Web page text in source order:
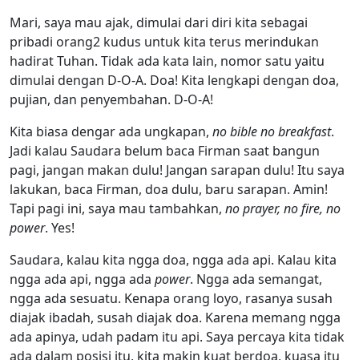
Mari, saya mau ajak, dimulai dari diri kita sebagai
pribadi orang2 kudus untuk kita terus merindukan
hadirat Tuhan. Tidak ada kata lain, nomor satu yaitu
dimulai dengan D-O-A. Doa! Kita lengkapi dengan doa,
pujian, dan penyembahan. D-O-A!
Kita biasa dengar ada ungkapan, no bible no breakfast.
Jadi kalau Saudara belum baca Firman saat bangun
pagi, jangan makan dulu! Jangan sarapan dulu! Itu saya
lakukan, baca Firman, doa dulu, baru sarapan. Amin!
Tapi pagi ini, saya mau tambahkan, no prayer, no fire, no
power. Yes!
Saudara, kalau kita ngga doa, ngga ada api. Kalau kita
ngga ada api, ngga ada power. Ngga ada semangat,
ngga ada sesuatu. Kenapa orang loyo, rasanya susah
diajak ibadah, susah diajak doa. Karena memang ngga
ada apinya, udah padam itu api. Saya percaya kita tidak
ada dalam posisi itu, kita makin kuat berdoa, kuasa itu